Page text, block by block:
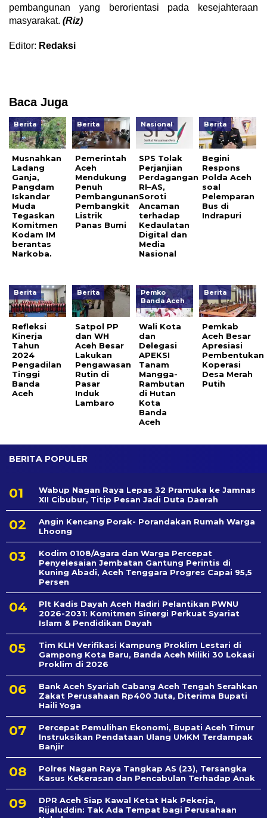
pembangunan yang berorientasi pada kesejahteraan
masyarakat. (Riz)
Editor: Redaksi
Baca Juga
Berita
Musnahkan
Ladang
Ganja,
Pangdam
Iskandar
Muda
Tegaskan
Komitmen
Kodam IM
berantas
Narkoba.
Berita
Pemerintah
Aceh
Mendukung
Penuh
Pembangunan
Pembangkit
Listrik
Panas Bumi
Nasional
SPS Tolak
Perjanjian
Perdagangan
RI–AS,
Soroti
Ancaman
terhadap
Kedaulatan
Digital dan
Media
Nasional
Berita
Begini
Respons
Polda Aceh
soal
Pelemparan
Bus di
Indrapuri
Berita
Refleksi
Kinerja
Tahun
2024
Pengadilan
Tinggi
Banda
Aceh
Berita
Satpol PP
dan WH
Aceh Besar
Lakukan
Pengawasan
Rutin di
Pasar
Induk
Lambaro
Pemko
Banda Aceh
Wali Kota
dan
Delegasi
APEKSI
Tanam
Mangga-
Rambutan
di Hutan
Kota
Banda
Aceh
Berita
Pemkab
Aceh Besar
Apresiasi
Pembentukan
Koperasi
Desa Merah
Putih
BERITA POPULER
Wabup Nagan Raya Lepas 32 Pramuka ke Jamnas
XII Cibubur, Titip Pesan Jadi Duta Daerah
Angin Kencang Porak- Porandakan Rumah Warga
Lhoong
Kodim 0108/Agara dan Warga Percepat
Penyelesaian Jembatan Gantung Perintis di
Kuning Abadi, Aceh Tenggara Progres Capai 95,5
Persen
Plt Kadis Dayah Aceh Hadiri Pelantikan PWNU
2026-2031: Komitmen Sinergi Perkuat Syariat
Islam & Pendidikan Dayah
Tim KLH Verifikasi Kampung Proklim Lestari di
Gampong Kota Baru, Banda Aceh Miliki 30 Lokasi
Proklim di 2026
Bank Aceh Syariah Cabang Aceh Tengah Serahkan
Zakat Perusahaan Rp400 Juta, Diterima Bupati
Haili Yoga
Percepat Pemulihan Ekonomi, Bupati Aceh Timur
Instruksikan Pendataan Ulang UMKM Terdampak
Banjir
Polres Nagan Raya Tangkap AS (23), Tersangka
Kasus Kekerasan dan Pencabulan Terhadap Anak
DPR Aceh Siap Kawal Ketat Hak Pekerja,
Rijaluddin: Tak Ada Tempat bagi Perusahaan